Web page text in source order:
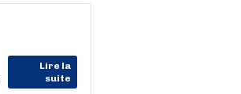
Lire la
suite